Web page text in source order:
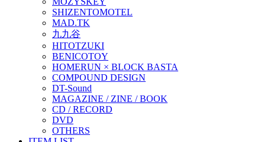
SHIZENTOMOTEL
MAD.TK
九九谷
HITOTZUKI
BENICOTOY
HOMERUN × BLOCK BASTA
COMPOUND DESIGN
DT-Sound
MAGAZINE / ZINE / BOOK
CD / RECORD
DVD
OTHERS